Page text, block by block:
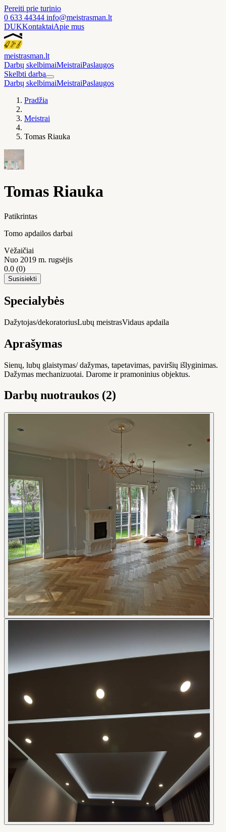
Pereiti prie turinio
0 633 44344 info@meistrasman.lt
DUKKontaktaiApie mus
meistrasman.lt
Darbų skelbimaiMeistraiPaslaugos
Skelbti darbą
Darbų skelbimaiMeistraiPaslaugos
Pradžia
Meistrai
Tomas Riauka
Tomas Riauka
Patikrintas
Tomo apdailos darbai
Vėžaičiai
Nuo 2019 m. rugsėjis
0.0 (0)
Susisiekti
Specialybės
Dažytojas/dekoratoriusLubų meistrasVidaus apdaila
Aprašymas
Sienų, lubų glaistymas/ dažymas, tapetavimas, paviršių išlyginimas.
Dažymas mechanizuotai. Darome ir pramoninius objektus.
Darbų nuotraukos (2)